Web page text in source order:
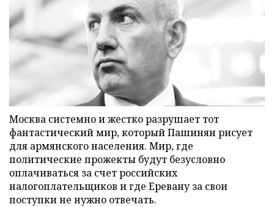
Москва системно и жестко разрушает тот
фантастический мир, который Пашинян рисует
для армянского населения. Мир, где
политические прожекты будут безусловно
оплачиваться за счет российских
налогоплательщиков и где Еревану за свои
поступки не нужно отвечать.